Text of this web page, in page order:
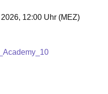
12:00 Uhr (MEZ)